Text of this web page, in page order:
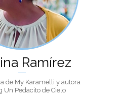
Ramírez
de My Karamelli y autora
Un Pedacito de Cielo